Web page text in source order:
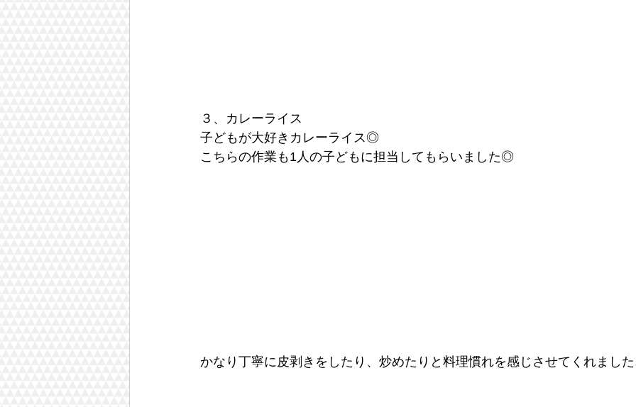
３、カレーライス
子どもが大好きカレーライス◎
こちらの作業も1人の子どもに担当してもらいました◎
かなり丁寧に皮剥きをしたり、炒めたりと料理慣れを感じさせてくれまし